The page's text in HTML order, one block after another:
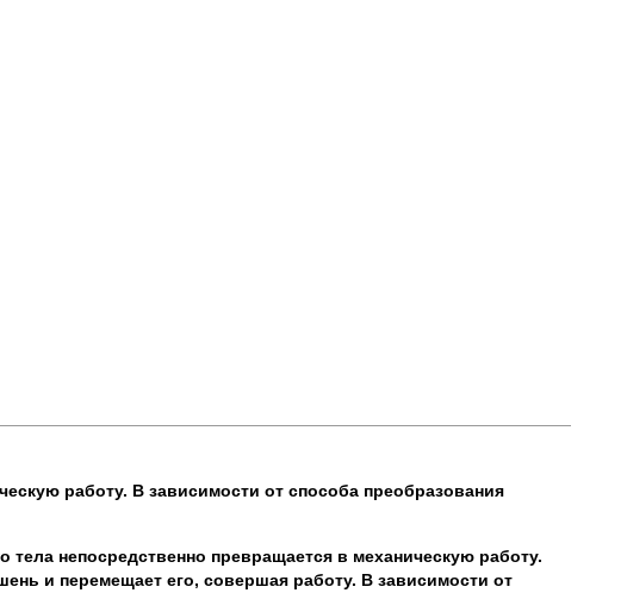
работу. В зависимости от способа преобразования
непосредственно превращается в механическую работу.
и перемещает его, совершая работу. В зависимости от